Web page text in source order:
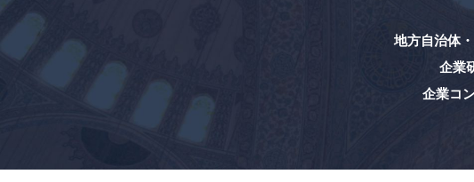
地方自治体
企業
企業コ